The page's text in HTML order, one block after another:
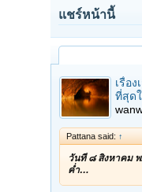
แชร์หน้านี้
เรื่อ
ที่สุด
Pattana said: ↑
วันที่ ๘ สิงหาคม
ค่ำ…